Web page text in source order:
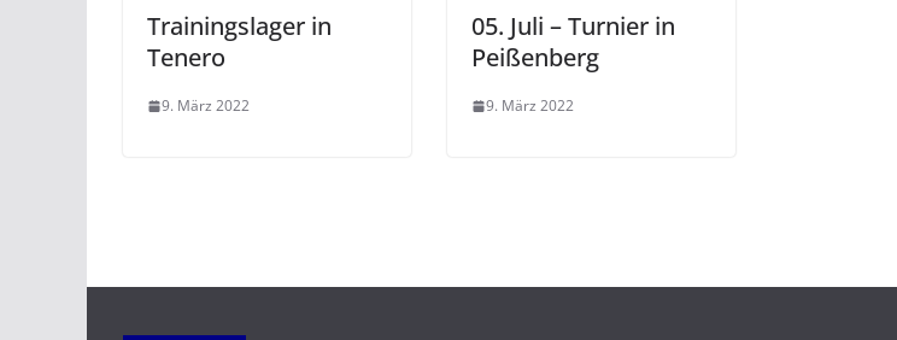
Trainingslager in
Tenero
9. März 2022
05. Juli – Turnier in
Peißenberg
9. März 2022